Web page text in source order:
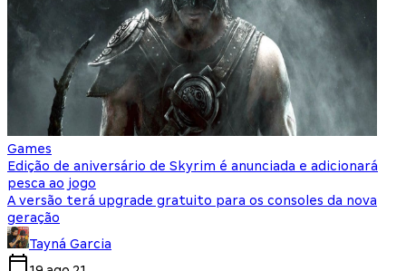
Games
Edição de aniversário de Skyrim é anunciada e adicionará
pesca ao jogo
A versão terá upgrade gratuito para os consoles da nova
geração
Tayná Garcia